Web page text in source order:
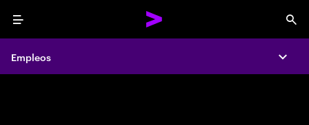
Menu
Empleos
Empleos